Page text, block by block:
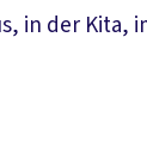
in der